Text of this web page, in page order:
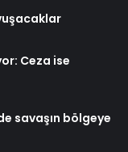
Ceza ise
savaşın bölgeye